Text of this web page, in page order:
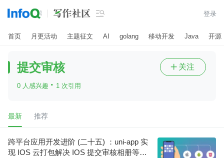
 登录
首页 月更活动 主题征文 AI golang 移动开发 Java 开源
提交审核
0 人感兴趣 · 1 次引用
 关注
最新 推荐
跨平台应用开发进阶 (二十五) ：uni-app 实
现 IOS 云打包解决 IOS 提交审核相册等隐